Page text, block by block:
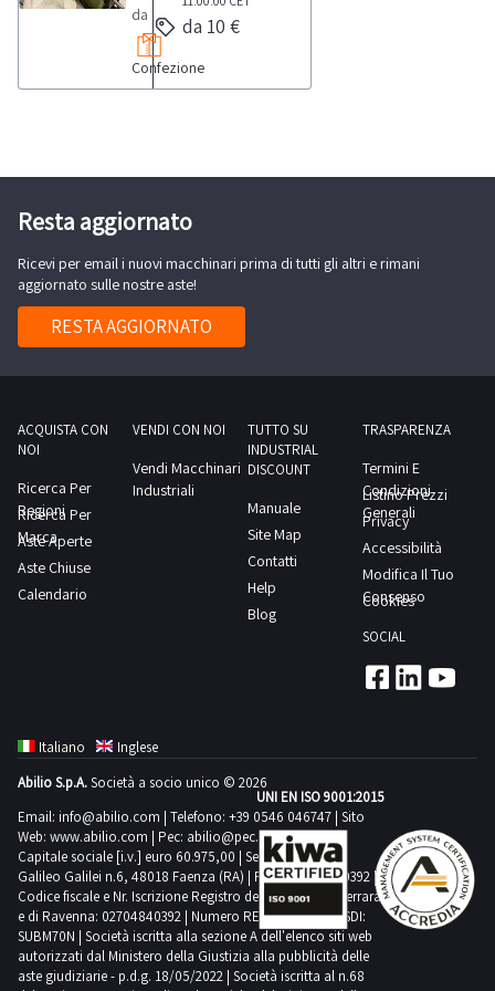
giorno
prevista
per
lo
svolgimento
di
dal
giorno
concordato:
1
giorno
(una
colore
verde
n.
1
macchinario
&
C,
modello
450NOTE
PER
tempistica
massima
prevista
per
lo
svolgimento
da
macchine
da
industriale
“2
aghi”
Rimoldi
n.
261-
11-
01;-
industriale
macchina
industriale
tipo
“Tagli
e
cuci”
WG
Willcox
&
Confezione
da 10 €
Resta aggiornato
Ricevi per email i nuovi macchinari prima di tutti gli altri e rimani
aggiornato sulle nostre aste!
RESTA AGGIORNATO
ACQUISTA CON
NOI
Ricerca Per
Regioni
Ricerca Per
Marca
Aste Aperte
Aste Chiuse
Calendario
VENDI CON NOI
Vendi Macchinari
Industriali
TUTTO SU
INDUSTRIAL
DISCOUNT
Manuale
Site Map
Contatti
Help
Blog
TRASPARENZA
Termini E
Condizioni
Generali
Listino Prezzi
Privacy
Accessibilità
Modifica Il Tuo
Consenso
Cookies
SOCIAL
Italiano
Inglese
Abilio S.p.A.Società a socio unico © 2026
Email: info@abilio.com | Telefono: +39 0546 046747 | Sito
Web: www.abilio.com | Pec: abilio@pec.illimity.com
Capitale sociale [i.v.] euro 60.975,00 | Sede legale in Via
Galileo Galilei n.6, 48018 Faenza (RA) | P.IVA: 02704840392 |
Codice fiscale e Nr. Iscrizione Registro delle Imprese di Ferrara
e di Ravenna: 02704840392 | Numero REA RA 224830 | SDI:
SUBM70N | Società iscritta alla sezione A dell'elenco siti web
autorizzati dal Ministero della Giustizia alla pubblicità delle
aste giudiziarie - p.d.g. 18/05/2022 | Società iscritta al n.68
UNI EN ISO 9001:2015